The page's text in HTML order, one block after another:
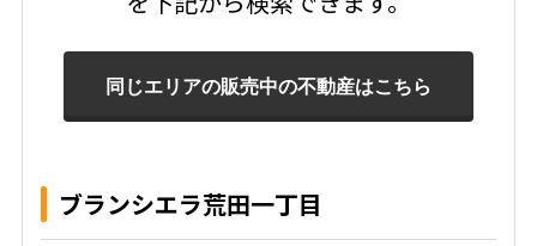
ブランシエラ荒田一丁目